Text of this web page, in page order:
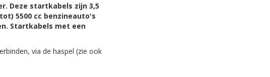
Deze startkabels zijn 3,5
5500 cc benzineauto's
Startkabels met een
via de haspel (zie ook